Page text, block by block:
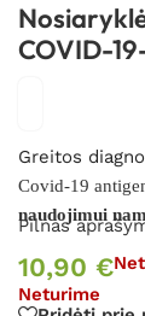
COVID-
Greitos
Covid-19
naudojimui
Pilnas
10,90 €
Neturime